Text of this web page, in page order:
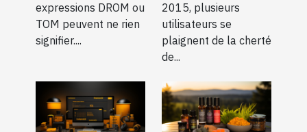
expressions DROM ou
TOM peuvent ne rien
signifier....
2015, plusieurs
utilisateurs se
plaignent de la cherté
de...